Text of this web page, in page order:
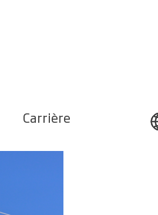
Carrière